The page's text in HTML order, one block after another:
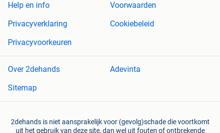
Help en info
Voorwaarden
Privacyverklaring
Cookiebeleid
Privacyvoorkeuren
Over 2dehands
Adevinta
Sitemap
2dehands is niet aansprakelijk voor (gevolg)schade die voortkomt
uit het gebruik van deze site, dan wel uit fouten of ontbrekende